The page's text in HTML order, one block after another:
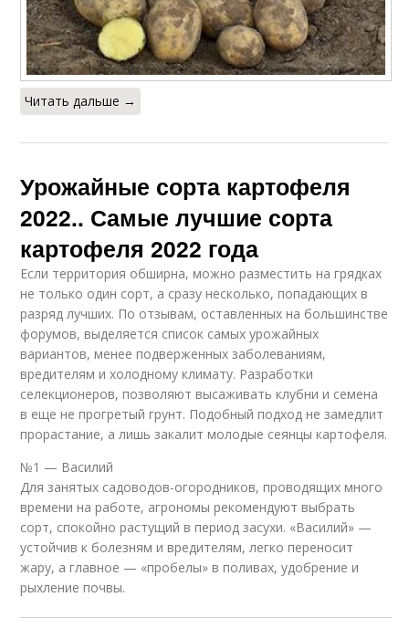
Читать дальше →
Урожайные сорта картофеля
2022.. Самые лучшие сорта
картофеля 2022 года
Если территория обширна, можно разместить на грядках
не только один сорт, а сразу несколько, попадающих в
разряд лучших. По отзывам, оставленных на большинстве
форумов, выделяется список самых урожайных
вариантов, менее подверженных заболеваниям,
вредителям и холодному климату. Разработки
селекционеров, позволяют высаживать клубни и семена
в еще не прогретый грунт. Подобный подход не замедлит
прорастание, а лишь закалит молодые сеянцы картофеля.
№1 — Василий
Для занятых садоводов-огородников, проводящих много
времени на работе, агрономы рекомендуют выбрать
сорт, спокойно растущий в период засухи. «Василий» —
устойчив к болезням и вредителям, легко переносит
жару, а главное — «пробелы» в поливах, удобрение и
рыхление почвы.